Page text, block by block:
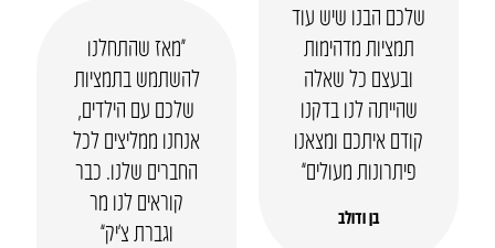
שלכם הבנו שיש עוד
תמציות מדהימות
ובעצם כל שאלה
שהייתה לנו בדקנו
קודם איתכם ומצאנו
פיתרונות מעולים”
בן ודולב
“מאז שהתחלנו
להשתמש בתמציות
שלכם עם הילדים,
אנחנו ממליצים לכל
החברים שלנו. כבר
קוראים לנו מר
וגברת צ’יק”